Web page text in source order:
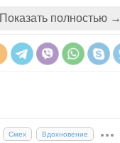
Показать полностью →
Смех Вдохновение